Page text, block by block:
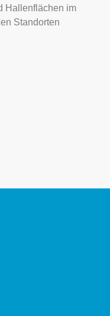
Hallenflächen im
Standorten